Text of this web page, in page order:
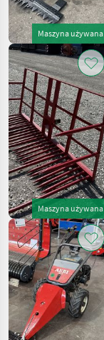
Maszyna używana
Maszyna używana